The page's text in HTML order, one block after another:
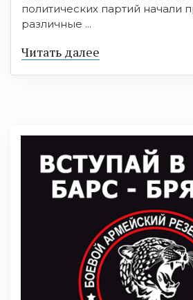
политических партий начали
различные ...
Читать далее